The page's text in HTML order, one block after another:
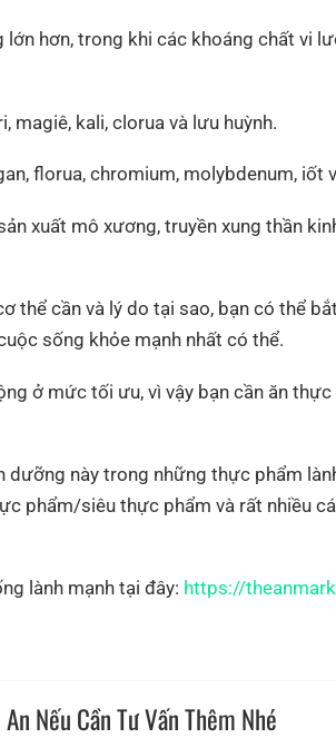
hơn, trong khi các khoáng chất vi
magiê, kali, clorua và lưu huỳnh.
florua, chromium, molybdenum, iốt
xuất mô xương, truyền xung thần
thể cần và lý do tại sao, bạn có thể
sống khỏe mạnh nhất có thể.
ở mức tối ưu, vì vậy bạn cần ăn
dưỡng này trong những thực phẩm
phẩm/siêu thực phẩm và rất nhiều
lành mạnh tại đây: https://
Nếu Cần Tư Vấn Thêm Nhé